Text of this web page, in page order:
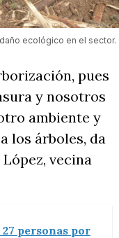
ecológico en el sector.
pues
y nosotros
ambiente y
los árboles, da
vecina
personas por